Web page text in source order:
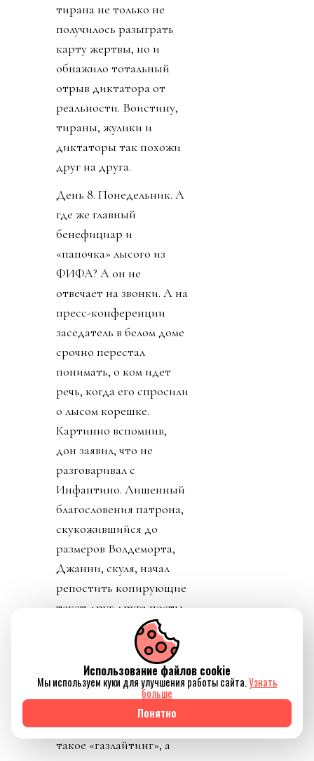
тирана не только не
получилось разыграть
карту жертвы, но и
обнажило тотальный
отрыв диктатора от
реальности. Воистину,
тираны, жулики и
диктаторы так похожи
друг на друга.
День 8. Понедельник. А
где же главный
бенефициар и
«папочка» лысого из
ФИФА? А он не
отвечает на звонки. А на
пресс-конференции
заседатель в белом доме
срочно перестал
понимать, о ком идет
речь, когда его спросили
о лысом корешке.
Картинно вспомнив,
дон заявил, что не
разговаривал с
Инфантино. Лишенный
благословения патрона,
скукожившийся до
размеров Волдеморта,
Джанни, скуля, начал
репостить копирующие
текст друг друга посты
приветствовавших
решение его,
Инфантино, отменить
план прихватизации.
Опять смотрим что
такое «газлайтинг», а
Использование файлов cookie
Мы используем куки для улучшения работы сайта.Узнать
больше
Понятно